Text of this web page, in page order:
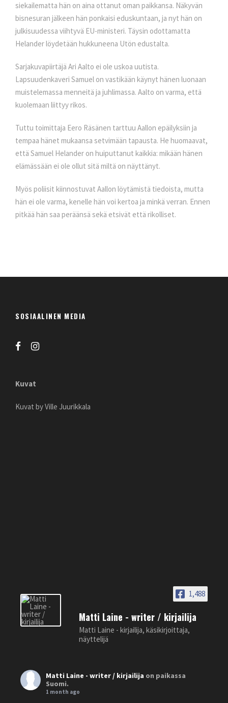
siekailematta hän on aina ottanut oman paikkansa. Näkyvän
bisnesuran jälkeen hän ponkaisi eduskuntaan, ja nyt hän on
julkisuudessa viihtyvä EU-ministeri. Täysin odottamatta
Helander löydetään hukkuneena Utön edustalta.
Sarjakuvapiirtäjä Ari Aalto ei ole uskoa uutista.
Lapsuudenkaveri Samuel on vastikään käynyt hänen luonaan
muistelemassa menneitä ja juhlimassa. Aalto on varma, että
kuolemaan liittyy rikos.
Tuttu toimittaja Eero Räsänen tarttuu Aallon epäilyksiin ja
tempaa hänet mukaansa setvimään tapausta. He huomaavat,
että Samuel Helander on huiputtanut kaikkia: mikään hänen
elämässään ei ole ollut sitä miltä on näyttänyt.
Myös poliisit kiinnostuvat Aallon löytämistä tiedoista, mutta
hän ei ole varma, kenelle hän voi kertoa ja minkä verran. Ennen
pitkää hän saa peräänsä sekä etsivät että rikolliset.
SOSIAALINEN MEDIA
Kuvat
Kuvat by Ville Juurikkala
1,488
Matti Laine - writer / kirjailija
Matti Laine - kirjailija, käsikirjoittaja,
näyttelijä
Matti Laine - writer / kirjailija on paikassa
Suomi.
1 month ago